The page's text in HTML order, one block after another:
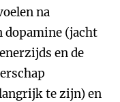
na
dopamine (jacht
en de
te zijn) en